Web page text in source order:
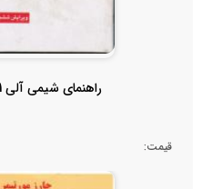
راهنمای شیمی آلی 1(ویرایش ششم)
قیمت: